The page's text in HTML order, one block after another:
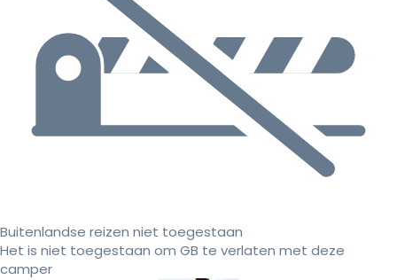
Buitenlandse reizen niet toegestaan
Het is niet toegestaan om GB te verlaten met deze
camper